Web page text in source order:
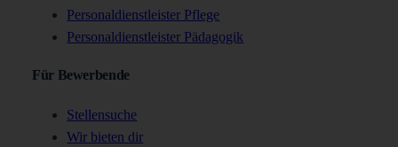
Personaldienstleister Pflege
Personaldienstleister Pädagogik
Für Bewerbende
Stellensuche
Wir bieten dir